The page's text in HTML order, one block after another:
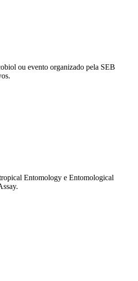
ou evento organizado pela SEB
Entomology e Entomological